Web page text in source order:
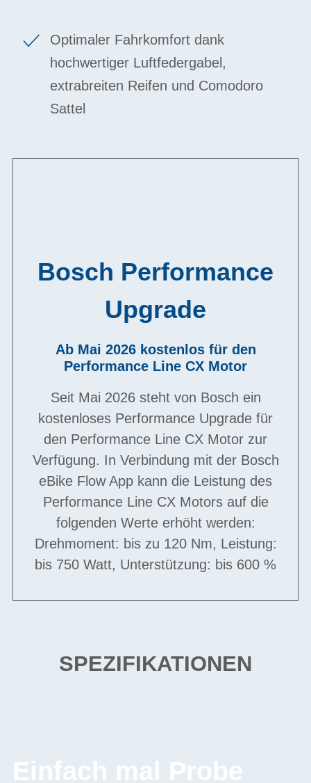
Optimaler Fahrkomfort dank
hochwertiger Luftfedergabel,
extrabreiten Reifen und Comodoro
Sattel
Bosch Performance
Upgrade
Ab Mai 2026 kostenlos für den
Performance Line CX Motor
Seit Mai 2026 steht von Bosch ein
kostenloses Performance Upgrade für
den Performance Line CX Motor zur
Verfügung. In Verbindung mit der Bosch
eBike Flow App kann die Leistung des
Performance Line CX Motors auf die
folgenden Werte erhöht werden:
Drehmoment: bis zu 120 Nm, Leistung:
bis 750 Watt, Unterstützung: bis 600 %
SPEZIFIKATIONEN
Einfach mal Probe